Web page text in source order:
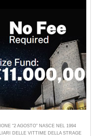
“2 AGOSTO” NASCE NEL 1994
DELLE VITTIME DELLA STRAGE